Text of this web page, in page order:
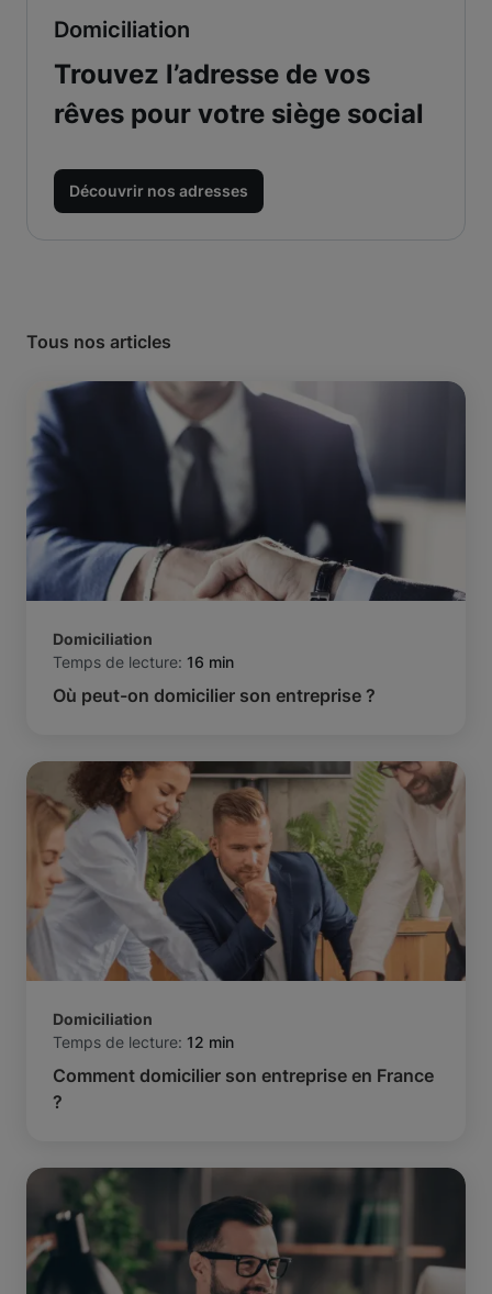
Domiciliation
Trouvez l’adresse de vos
rêves pour votre siège social
Découvrir nos adresses
Tous nos articles
Domiciliation
Temps de lecture: 16 min
Où peut-on domicilier son entreprise ?
Domiciliation
Temps de lecture: 12 min
Comment domicilier son entreprise en France
?